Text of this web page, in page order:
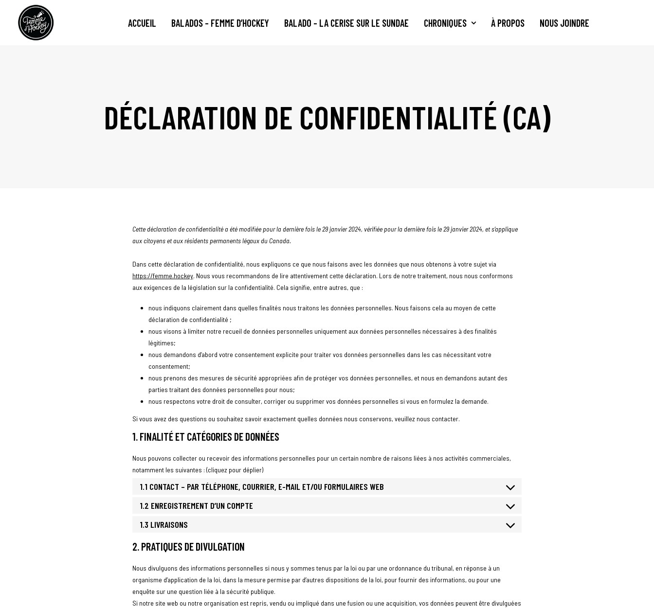
ACCUEIL BALADOS – FEMME D’HOCKEY BALADO – LA CERISE SUR LE SUNDAE CHRONIQUES À PROPOS NOUS JOINDRE
DÉCLARATION DE CONFIDENTIALITÉ (CA)
Cette déclaration de confidentialité a été modifiée pour la dernière fois le 29 janvier 2024, vérifiée pour la dernière fois le 29 janvier 2024, et s’applique
aux citoyens et aux résidents permanents légaux du Canada.
Dans cette déclaration de confidentialité, nous expliquons ce que nous faisons avec les données que nous obtenons à votre sujet via
https://femme.hockey. Nous vous recommandons de lire attentivement cette déclaration. Lors de notre traitement, nous nous conformons
aux exigences de la législation sur la confidentialité. Cela signifie, entre autres, que :
nous indiquons clairement dans quelles finalités nous traitons les données personnelles. Nous faisons cela au moyen de cette
déclaration de confidentialité ;
nous visons à limiter notre recueil de données personnelles uniquement aux données personnelles nécessaires à des finalités
légitimes;
nous demandons d’abord votre consentement explicite pour traiter vos données personnelles dans les cas nécessitant votre
consentement;
nous prenons des mesures de sécurité appropriées afin de protéger vos données personnelles, et nous en demandons autant des
parties traitant des données personnelles pour nous;
nous respectons votre droit de consulter, corriger ou supprimer vos données personnelles si vous en formulez la demande.
Si vous avez des questions ou souhaitez savoir exactement quelles données nous conservons, veuillez nous contacter.
1. FINALITÉ ET CATÉGORIES DE DONNÉES
Nous pouvons collecter ou recevoir des informations personnelles pour un certain nombre de raisons liées à nos activités commerciales,
notamment les suivantes : (cliquez pour déplier)
1.1 CONTACT – PAR TÉLÉPHONE, COURRIER, E-MAIL ET/OU FORMULAIRES WEB
1.2 ENREGISTREMENT D’UN COMPTE
1.3 LIVRAISONS
2. PRATIQUES DE DIVULGATION
Nous divulguons des informations personnelles si nous y sommes tenus par la loi ou par une ordonnance du tribunal, en réponse à un
organisme d’application de la loi, dans la mesure permise par d’autres dispositions de la loi, pour fournir des informations, ou pour une
enquête sur une question liée à la sécurité publique.
Si notre site web ou notre organisation est repris, vendu ou impliqué dans une fusion ou une acquisition, vos données peuvent être divulguées